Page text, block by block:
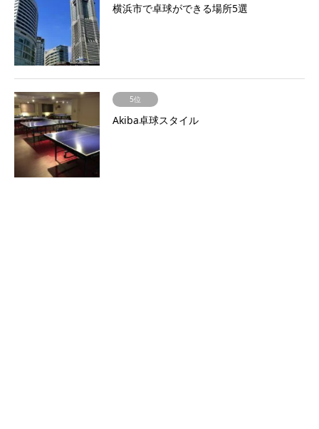
横浜市で卓球ができる場所5選
5位
Akiba卓球スタイル